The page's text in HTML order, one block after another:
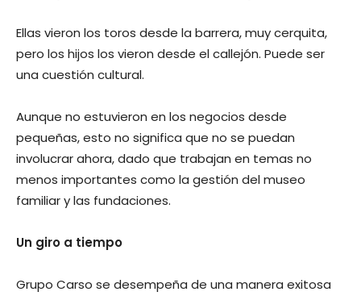
Ellas vieron los toros desde la barrera, muy cerquita,
pero los hijos los vieron desde el callejón. Puede ser
una cuestión cultural.
Aunque no estuvieron en los negocios desde
pequeñas, esto no significa que no se puedan
involucrar ahora, dado que trabajan en temas no
menos importantes como la gestión del museo
familiar y las fundaciones.
Un giro a tiempo
Grupo Carso se desempeña de una manera exitosa